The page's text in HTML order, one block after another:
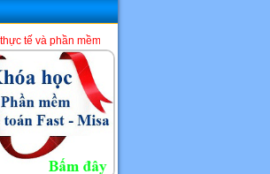
HTKK, Excel, Misa. Là một địa chỉ học kế toán tốt